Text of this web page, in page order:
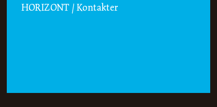
HORIZONT / Kontakter